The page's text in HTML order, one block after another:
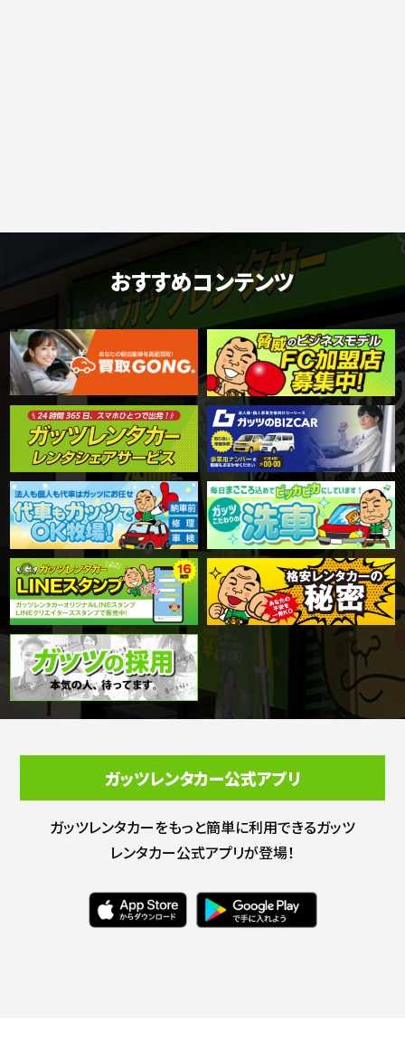
おすすめコンテンツ
ガッツレンタカー公式アプリ
ガッツレンタカーをもっと簡単に利用できるガッツ
レンタカー公式アプリが登場！